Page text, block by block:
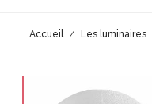
Accueil Les luminaires